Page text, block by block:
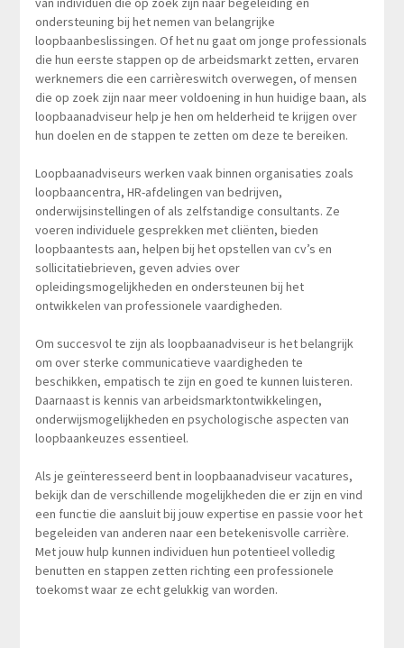
ondersteuning bij het nemen van belangrijke
loopbaanbeslissingen. Of het nu gaat om jonge professionals
die hun eerste stappen op de arbeidsmarkt zetten, ervaren
werknemers die een carrièreswitch overwegen, of mensen
die op zoek zijn naar meer voldoening in hun huidige baan, als
loopbaanadviseur help je hen om helderheid te krijgen over
hun doelen en de stappen te zetten om deze te bereiken.
Loopbaanadviseurs werken vaak binnen organisaties zoals
loopbaancentra, HR-afdelingen van bedrijven,
onderwijsinstellingen of als zelfstandige consultants. Ze
voeren individuele gesprekken met cliënten, bieden
loopbaantests aan, helpen bij het opstellen van cv’s en
sollicitatiebrieven, geven advies over
opleidingsmogelijkheden en ondersteunen bij het
ontwikkelen van professionele vaardigheden.
Om succesvol te zijn als loopbaanadviseur is het belangrijk
om over sterke communicatieve vaardigheden te
beschikken, empatisch te zijn en goed te kunnen luisteren.
Daarnaast is kennis van arbeidsmarktontwikkelingen,
onderwijsmogelijkheden en psychologische aspecten van
loopbaankeuzes essentieel.
Als je geïnteresseerd bent in loopbaanadviseur vacatures,
bekijk dan de verschillende mogelijkheden die er zijn en vind
een functie die aansluit bij jouw expertise en passie voor het
begeleiden van anderen naar een betekenisvolle carrière.
Met jouw hulp kunnen individuen hun potentieel volledig
benutten en stappen zetten richting een professionele
toekomst waar ze echt gelukkig van worden.